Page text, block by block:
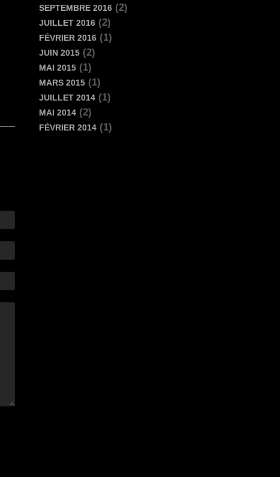
SEPTEMBRE 2016 (2)
JUILLET 2016 (2)
FÉVRIER 2016 (1)
JUIN 2015 (2)
MAI 2015 (1)
MARS 2015 (1)
JUILLET 2014 (1)
MAI 2014 (2)
FÉVRIER 2014 (1)